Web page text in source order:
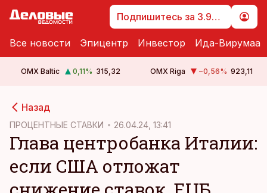
Подпишитесь за 3.99 €
Все новости Эпицентр Инвестор Ида-Вирумаа
OMX Baltic 0,11% 315,32 OMX Riga −0,56% 923,11
Назад
ПРОЦЕНТНЫЕ СТАВКИ 26.04.24, 13:41
Глава центробанка Италии:
если США отложат